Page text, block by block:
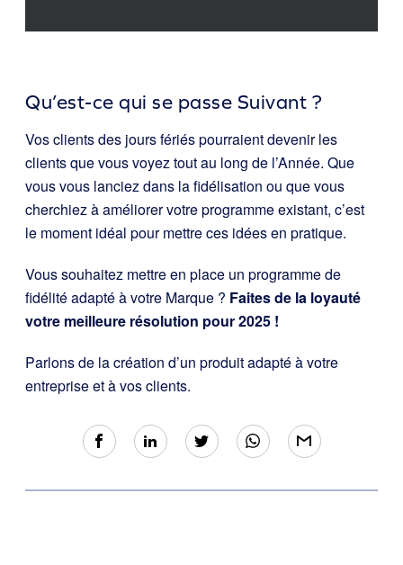
Qu’est-ce qui se passe Suivant ?
Vos clients des jours fériés pourraient devenir les
clients que vous voyez tout au long de l’Année. Que
vous vous lanciez dans la fidélisation ou que vous
cherchiez à améliorer votre programme existant, c’est
le moment idéal pour mettre ces idées en pratique.
Vous souhaitez mettre en place un programme de
fidélité adapté à votre Marque ? Faites de la loyauté
votre meilleure résolution pour 2025 !
Parlons de la création d’un produit adapté à votre
entreprise et à vos clients.